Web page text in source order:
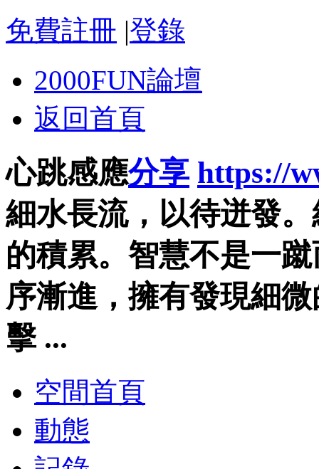
免費註冊 |登錄
2000FUN論壇
返回首頁
心跳感應分享 https://
細水長流，以待迸發
的積累。智慧不是一
序漸進，擁有發現細
擊 ...
空間首頁
動態